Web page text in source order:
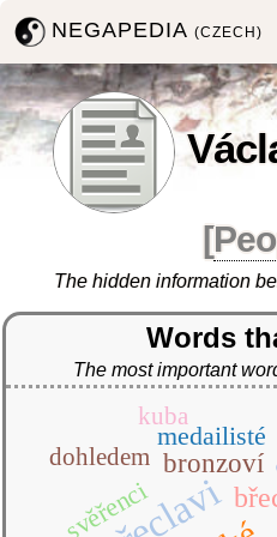
NEGAPEDIA(CZECH)
[
The hidden information
Words
The most important
bronzoví
medailisté
svěřenci
dohledem
kuba